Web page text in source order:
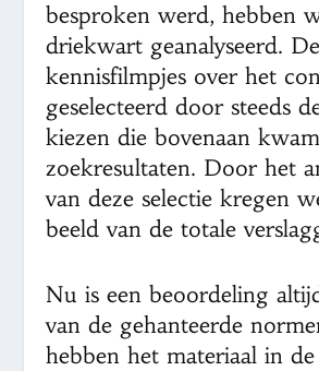
besproken werd, hebben
driekwart geanalyseerd. De
kennisfilmpjes over het
geselecteerd door steeds
kiezen die bovenaan
zoekresultaten. Door het
van deze selectie kregen
beeld van de totale
Nu is een beoordeling
van de gehanteerde
hebben het materiaal in de